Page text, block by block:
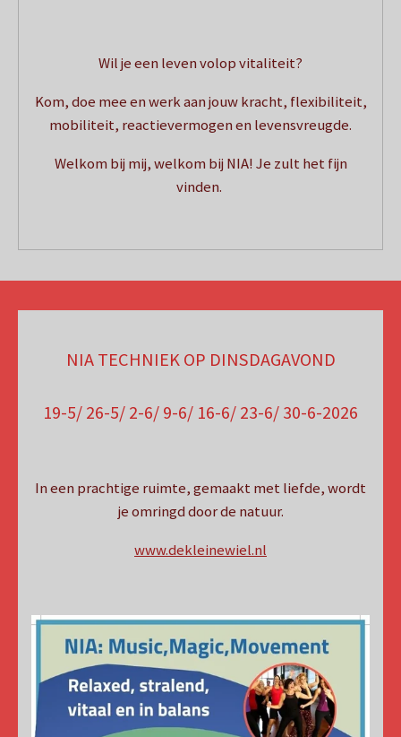
Wil je een leven volop vitaliteit?
Kom, doe mee en werk aan jouw kracht, flexibiliteit,
mobiliteit, reactievermogen en levensvreugde.
Welkom bij mij, welkom bij NIA! Je zult het fijn
vinden.
NIA TECHNIEK OP DINSDAGAVOND
19-5/ 26-5/ 2-6/ 9-6/ 16-6/ 23-6/ 30-6-2026
In een prachtige ruimte, gemaakt met liefde, wordt
je omringd door de natuur.
www.dekleinewiel.nl